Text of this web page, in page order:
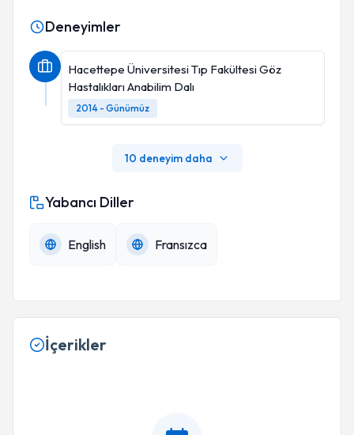
Deneyimler
Hacettepe Üniversitesi Tıp Fakültesi Göz
Hastalıkları Anabilim Dalı
2014 - Günümüz
10 deneyim daha
Yabancı Diller
English Fransızca
İçerikler